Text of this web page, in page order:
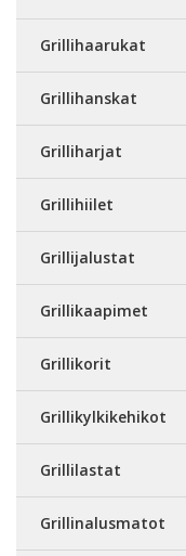
Grillihaarukat
Grillihanskat
Grilliharjat
Grillihiilet
Grillijalustat
Grillikaapimet
Grillikorit
Grillikylkikehikot
Grillilastat
Grillinalusmatot